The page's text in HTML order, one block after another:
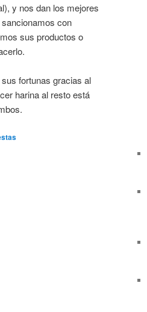
y nos dan los mejores
con
sus productos o
fortunas gracias al
harina al resto está